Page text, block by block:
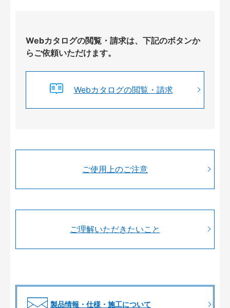
Webカタログの閲覧・請求は、下記のボタンか
らご依頼いただけます。
Webカタログの閲覧・請求
ご使用上のご注意
ご理解いただきたいこと
製品情報・仕様・施工について